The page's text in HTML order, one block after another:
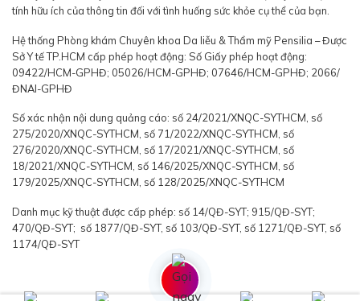
tính hữu ích của thông tin đối với tình huống sức khỏe cụ thể của bạn.
Hệ thống Phòng khám Chuyên khoa Da liễu & Thẩm mỹ Pensilia – Được
Sở Y tế TP.HCM cấp phép hoạt động: Số Giấy phép hoạt động:
09422/HCM-GPHĐ; 05026/HCM-GPHĐ; 07646/HCM-GPHĐ; 2066/
ĐNAI-GPHĐ
Số xác nhận nội dung quảng cáo: số 24/2021/XNQC-SYTHCM, số
275/2020/XNQC-SYTHCM, số 71/2022/XNQC-SYTHCM, số
276/2020/XNQC-SYTHCM, số 17/2021/XNQC-SYTHCM, số
18/2021/XNQC-SYTHCM, số 146/2025/XNQC-SYTHCM, số
179/2025/XNQC-SYTHCM, số 128/2025/XNQC-SYTHCM
Danh mục kỹ thuật được cấp phép: số 14/QĐ-SYT; 915/QĐ-SYT;
470/QĐ-SYT; số 1877/QĐ-SYT, số 103/QĐ-SYT, số 1271/QĐ-SYT, số
1174/QĐ-SYT